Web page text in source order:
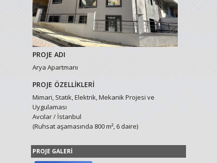
PROJE ADI
Arya Apartmanı
PROJE ÖZELLİKLERİ
Mimari, Statik, Elektrik, Mekanik Projesi ve
Uygulaması
Avcılar / İstanbul
(Ruhsat aşamasında 800 m², 6 daire)
PROJE GALERİ